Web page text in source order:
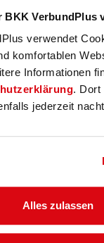
BKK VerbundPlus
verwendet
komfortablen
Informationen
. Dort
jederzeit
Alles zulassen
der jeweilige
waren zum Zeitpunkt
Kontrolle der
deutschen
Verbreitung
der Grenzen des